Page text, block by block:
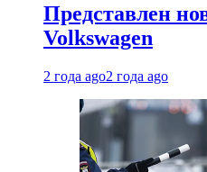
Представлен
Volkswagen
2 года ago2 года ago